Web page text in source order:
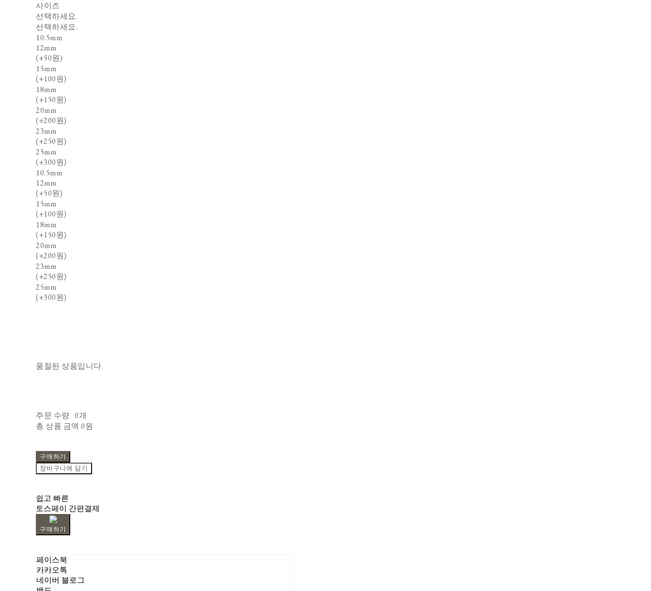
사이즈
선택하세요.
선택하세요.
10.5mm
12mm
(+50원)
15mm
(+100원)
18mm
(+150원)
20mm
(+200원)
23mm
(+250원)
25mm
(+300원)
10.5mm
12mm
(+50원)
15mm
(+100원)
18mm
(+150원)
20mm
(+200원)
23mm
(+250원)
25mm
(+300원)
품절된 상품입니다.
주문 수량 0개
총 상품 금액 0원
구매하기
장바구니에 담기
쉽고 빠른
토스페이 간편결제
구매하기
페이스북
카카오톡
네이버 블로그